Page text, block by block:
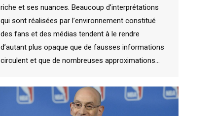
riche et ses nuances. Beaucoup d’interprétations
qui sont réalisées par l’environnement constitué
des fans et des médias tendent à le rendre
d’autant plus opaque que de fausses informations
circulent et que de nombreuses approximations…